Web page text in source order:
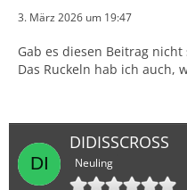
3. März 2026 um 19:47
Gab es diesen Beitrag nicht
Das Ruckeln hab ich auch,
DIDISSCROSS
Neuling